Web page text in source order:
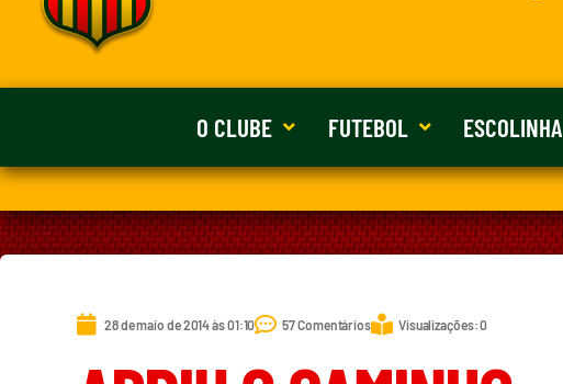
O CLUBE FUTEBOL ESCOLINHA
28 de maio de 2014 às 01:10 57 Comentários Visualizações: 0